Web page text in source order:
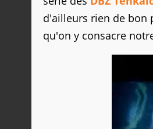
d'ailleurs rien de bon
qu'on y consacre